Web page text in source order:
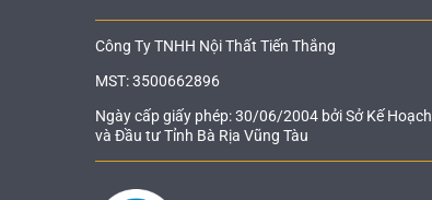
Công Ty TNHH Nội Thất Tiến Thắng
MST: 3500662896
Ngày cấp giấy phép: 30/06/2004 bởi Sở Kế Hoạch
và Đầu tư Tỉnh Bà Rịa Vũng Tàu